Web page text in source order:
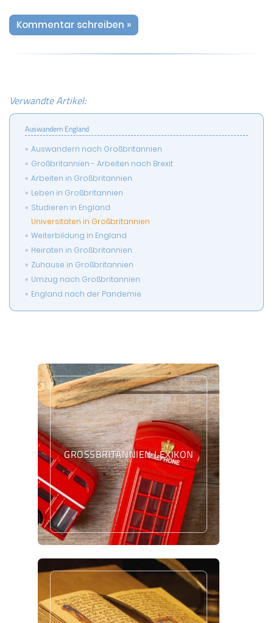
Kommentar schreiben »
Verwandte Artikel:
Auswandern England
Auswandern nach Großbritannien
Großbritannien - Arbeiten nach Brexit
Arbeiten in Großbritannien
Leben in Großbritannien
Studieren in England
Universitäten in Großbritannien
Weiterbildung in England
Heiraten in Großbritannien
Zuhause in Großbritannien
Umzug nach Großbritannien
England nach der Pandemie
GROSSBRITANNIEN LEXIKON